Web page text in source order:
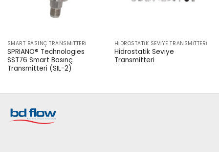
SMART BASINÇ TRANSMITTERI
SPRIANO® Technologies
SST76 Smart Basınç
Transmitteri (SIL-2)
HIDROSTATIK SEVIYE TRANSMITTERI
Hidrostatik Seviye
Transmitteri